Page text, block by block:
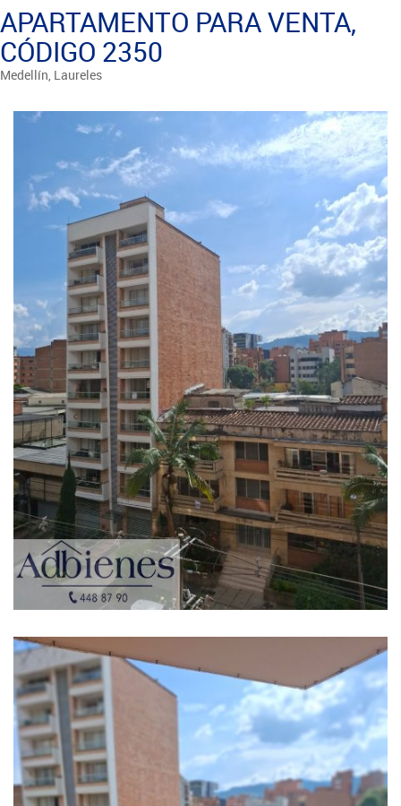
APARTAMENTO PARA VENTA,
CÓDIGO 2350
Medellín, Laureles